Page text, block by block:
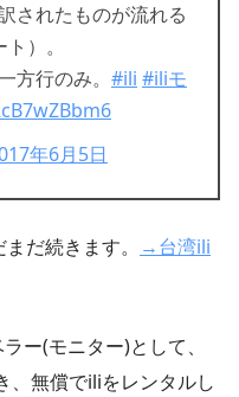
されたものが流れる
）。
行のみ。 #ili #iliモ
年6月5日
だ続きます。
→台湾ili
ー(モニター)として、
、無償でiliをレンタルし